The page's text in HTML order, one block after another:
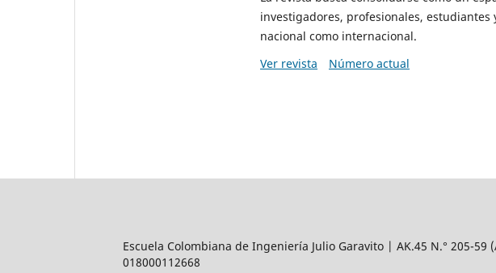
investigadores, profesionales,
nacional como internacional.
Ver revista
Número actual
Escuela Colombiana de Ingeniería Julio Garavito | AK.45 N.° 205-59
018000112668